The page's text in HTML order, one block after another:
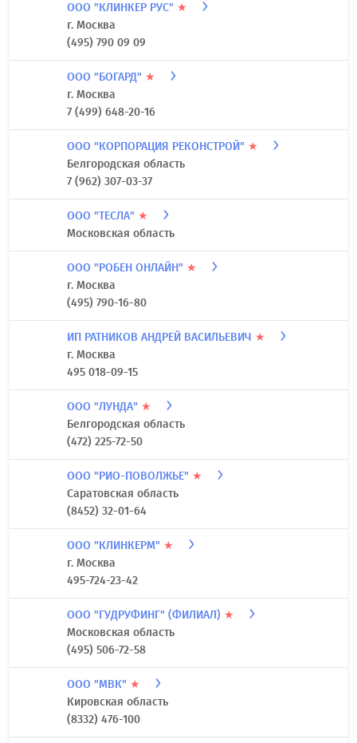
ООО "КЛИНКЕР РУС" ★
г. Москва
(495) 790 09 09
ООО "БОГАРД" ★
г. Москва
7 (499) 648-20-16
ООО "КОРПОРАЦИЯ РЕКОНСТРОЙ" ★
Белгородская область
7 (962) 307-03-37
ООО "ТЕСЛА" ★
Московская область
ООО "РОБЕН ОНЛАЙН" ★
г. Москва
(495) 790-16-80
ИП РАТНИКОВ АНДРЕЙ ВАСИЛЬЕВИЧ ★
г. Москва
495 018-09-15
ООО "ЛУНДА" ★
Белгородская область
(472) 225-72-50
ООО "РИО-ПОВОЛЖЬЕ" ★
Саратовская область
(8452) 32-01-64
ООО "КЛИНКЕРМ" ★
г. Москва
495-724-23-42
ООО "ГУДРУФИНГ" (ФИЛИАЛ) ★
Московская область
(495) 506-72-58
ООО "МВК" ★
Кировская область
(8332) 476-100